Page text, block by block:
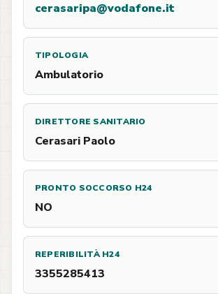
cerasaripa@vodafone.it
TIPOLOGIA
Ambulatorio
DIRETTORE SANITARIO
Cerasari Paolo
PRONTO SOCCORSO H24
NO
REPERIBILITÀ H24
3355285413